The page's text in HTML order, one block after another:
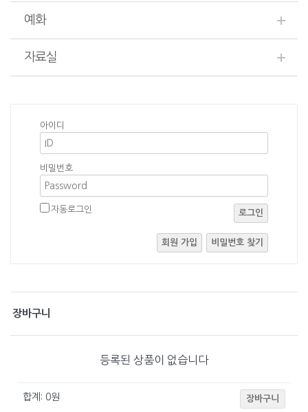
예화
자료실
아이디
비밀번호
자동로그인 로그인
회원 가입 비밀번호 찾기
장바구니
등록된 상품이 없습니다
합계: 0원 장바구니